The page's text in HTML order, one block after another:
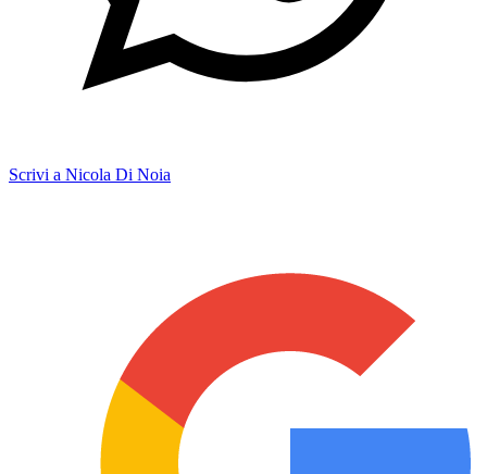
Scrivi a Nicola Di Noia